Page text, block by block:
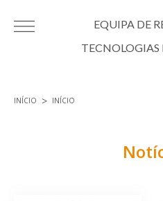
EQUIPA DE
TECNOLOGIAS
INÍCIO INÍCIO